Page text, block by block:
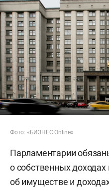
Фото: «БИЗНЕС Online»
Парламентарии
о собственных
об имуществе и